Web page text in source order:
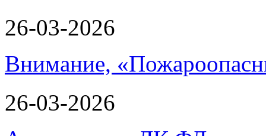
26-03-2026
Внимание,
26-03-2026